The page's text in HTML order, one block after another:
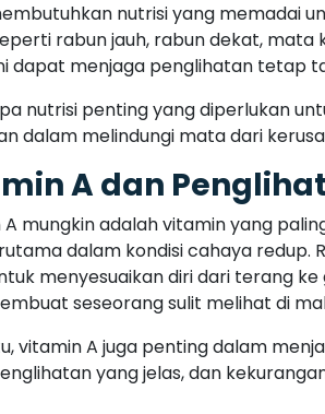
nutrisi yang memadai
rabun jauh, rabun dekat, mata
dapat menjaga penglihatan tetap
nutrisi penting yang diperlukan
dalam melindungi mata dari
A dan
mungkin adalah vitamin yang
dalam kondisi cahaya
menyesuaikan diri dari terang
seseorang sulit melihat di
vitamin A juga penting dalam
yang jelas, dan